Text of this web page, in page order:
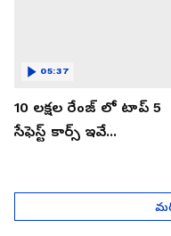
10 లక్షల రేంజ్ లో టాప్ 5
సేఫెస్ట్ కార్స్ ఇవే...
05:37